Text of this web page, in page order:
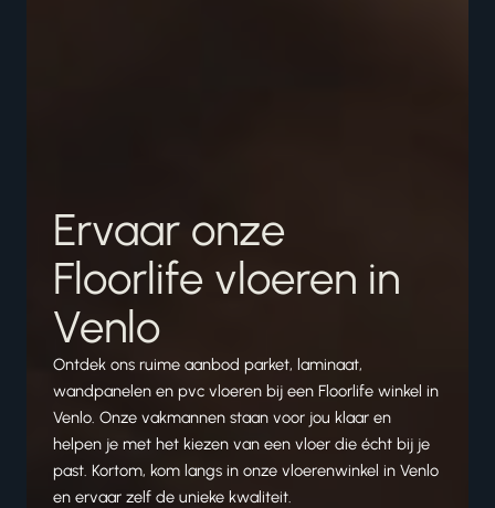
Ervaar onze
Floorlife vloeren in
Venlo
Ontdek ons ruime aanbod parket, laminaat,
wandpanelen en pvc vloeren bij een Floorlife winkel in
Venlo. Onze vakmannen staan voor jou klaar en
helpen je met het kiezen van een vloer die écht bij je
past. Kortom, kom langs in onze vloerenwinkel in Venlo
en ervaar zelf de unieke kwaliteit.